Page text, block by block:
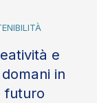
e
in
futuro